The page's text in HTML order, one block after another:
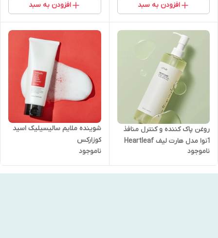
افزودن به سبد افزودن به سبد
روغن پاک کننده و کنترل منافذ
آنوا مدل هارت لیف Heartleaf
ناموجود
شوینده ملایم سالیسیلیک اسید
کوزارکس
ناموجود